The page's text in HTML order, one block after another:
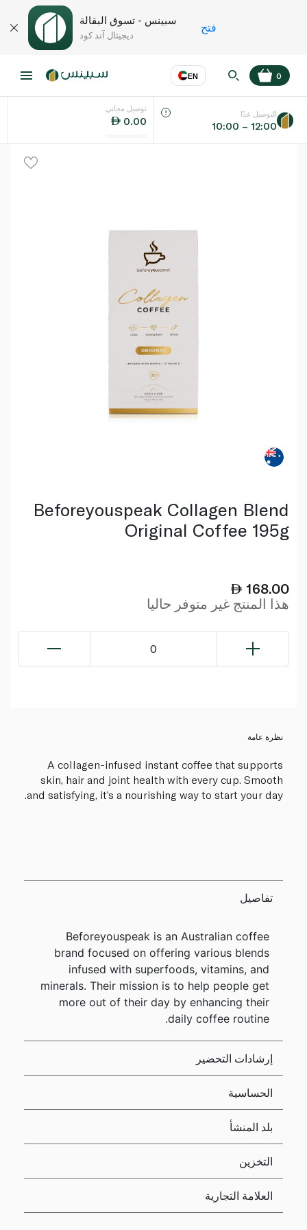
سبينس - تسوق البقالة
ديجيتال آند كود
فتح
EN
اللغة عر
0
توصيل مجاني
0.00
التوصيل غدًا
10:00 – 12:00
Beforeyouspeak Collagen Blend
Original Coffee 195g
168.00
هذا المنتج غير متوفر حاليا
0
نظرة عامة
A collagen-infused instant coffee that supports
skin, hair and joint health with every cup. Smooth
and satisfying, it’s a nourishing way to start your day.
تفاصيل
Beforeyouspeak is an Australian coffee
brand focused on offering various blends
infused with superfoods, vitamins, and
minerals. Their mission is to help people get
more out of their day by enhancing their
daily coffee routine.
إرشادات التحضير
الحساسية
بلد المنشأ
التخزين
العلامة التجارية